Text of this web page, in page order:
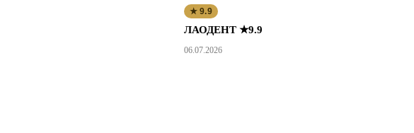
★ 9.9
ЛАОДЕНТ ★9.9
06.07.2026